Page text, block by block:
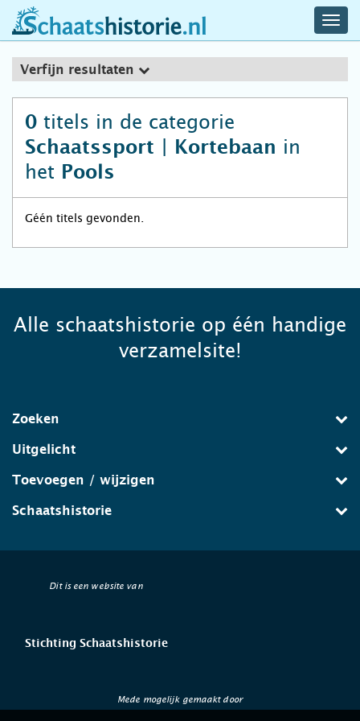
schaatshistorie.nl
Verfijn resultaten
0 titels in de categorie
Schaatssport | Kortebaan in
het Pools
Géén titels gevonden.
Alle schaatshistorie op één handige
verzamelsite!
Zoeken
Uitgelicht
Toevoegen / wijzigen
Schaatshistorie
Dit is een website van
Stichting Schaatshistorie
Mede mogelijk gemaakt door